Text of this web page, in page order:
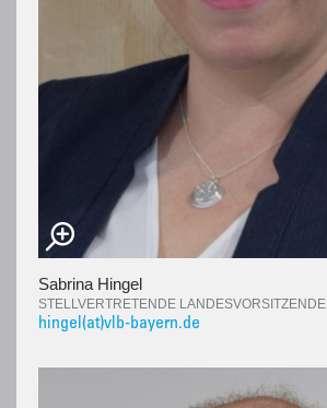
Sabrina Hingel
STELLVERTRETENDE LANDESVORSITZENDE
hingel(at)vlb-bayern.de